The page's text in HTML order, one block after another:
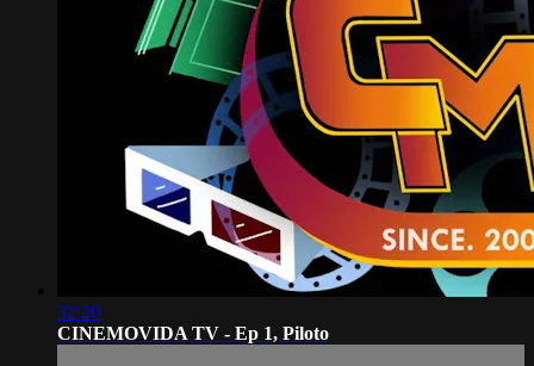
32:20
CINEMOVIDA TV - Ep 1, Piloto